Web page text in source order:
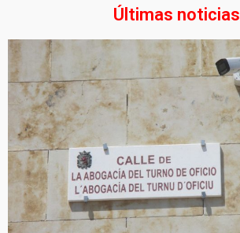
Últimas noticias